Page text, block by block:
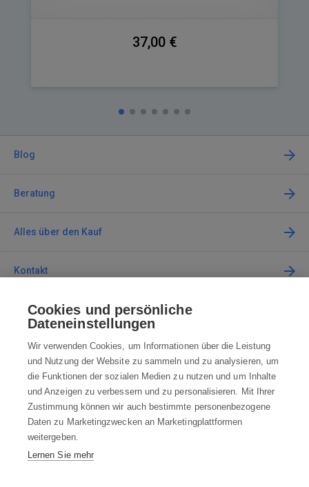
37,00 €
Blog
Beratung
Alles über den Kauf
Kontakt
Kontaktieren Sie uns
info@robotworld.de
+49 25 197 159 962 Mo-Fr 8:00—16:00 Uhr
ALLE KONTAKTE
WIDERRUFSBELEHRUNG
Cookies und persönliche
Dateneinstellungen
Wir verwenden Cookies, um Informationen über die Leistung
und Nutzung der Website zu sammeln und zu analysieren, um
die Funktionen der sozialen Medien zu nutzen und um Inhalte
und Anzeigen zu verbessern und zu personalisieren. Mit Ihrer
Zustimmung können wir auch bestimmte personenbezogene
Daten zu Marketingzwecken an Marketingplattformen
weitergeben.
Lernen Sie mehr